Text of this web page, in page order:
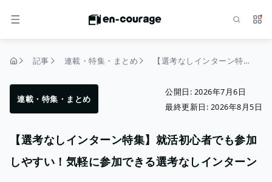
メニュー サ
記事 連載・特集・まとめ 【選考なしインターン特集】就活初心者でも参加しやすい！気軽に参加できる選考なしインターン
連載・特集・まとめ
公開日: 2026年7月6日
最終更新日: 2026年8月5日
【選考なしインターン特集】就活初心者でも参加
しやすい！気軽に参加できる選考なしインターン